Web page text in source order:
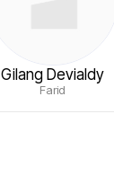
Gilang Devialdy
Farid